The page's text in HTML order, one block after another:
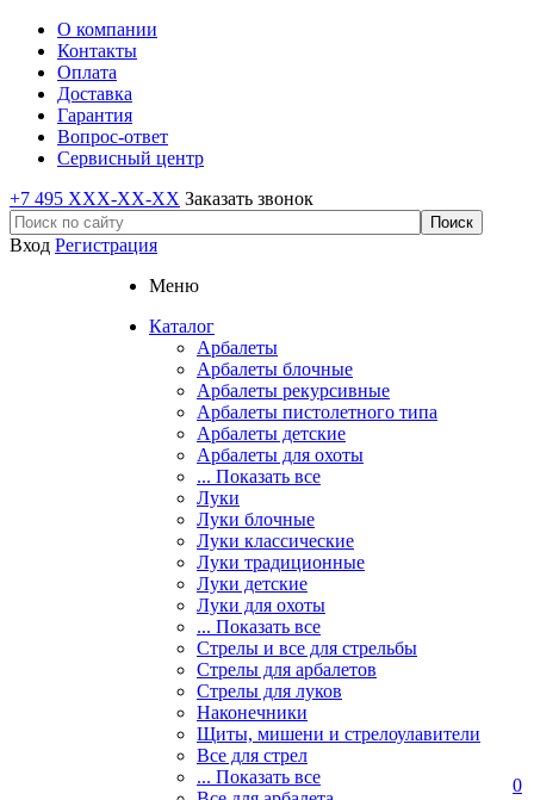
О компании
Контакты
Оплата
Доставка
Гарантия
Вопрос-ответ
Сервисный центр
+7 495 XXX-XX-XX Заказать звонок
Вход Регистрация
Меню
Каталог
Арбалеты
Арбалеты блочные
Арбалеты рекурсивные
Арбалеты пистолетного типа
Арбалеты детские
Арбалеты для охоты
... Показать все
Луки
Луки блочные
Луки классические
Луки традиционные
Луки детские
Луки для охоты
... Показать все
Стрелы и все для стрельбы
Стрелы для арбалетов
Стрелы для луков
Наконечники
Щиты, мишени и стрелоулавители
Все для стрел
... Показать все
0